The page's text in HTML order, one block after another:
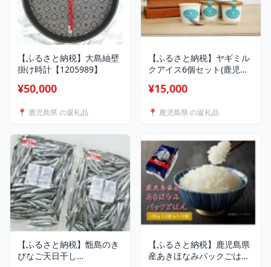
【ふるさと納税】大島紬壁
掛け時計【1205989】
¥50,000
📍 鹿児島県 の返礼品
【ふるさと納税】ヤギミル
クアイス6個セット(鹿児島
【1206162】
¥15,000
📍 鹿児島県 の返礼品
【ふるさと納税】甑島のき
びなご天日干し
【ふるさと納税】鹿児島県
産あきほなみパックごはん